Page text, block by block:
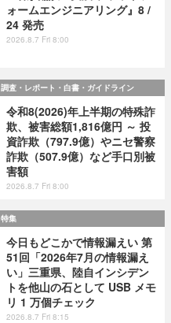
ォームエンジニアリング』8 /
24 発売
2026.8.7 Fri 8:00
調査・レポート・白書・ガイドライン
令和8(2026)年上半期の特殊詐
欺、被害総額1,816億円 ～ 投
資詐欺（797.9億）やニセ警察
詐欺（507.9億）など手口別被
害額
2026.8.7 Fri 8:00
特集
今日もどこかで情報漏えい 第
51回「2026年7月の情報漏え
い」三重県、陸自インシデン
トを他山の石として USB メモ
リ 1 万個チェック
2026.8.7 Fri 8:15